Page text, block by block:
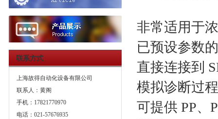
联系方式
上海故得自动化设备有限公司
联系人：黄阁
手机：17821770970
电话：021-57676935
非常适用于
已预设参数
直接连接到
模拟诊断过
可提供 PP、